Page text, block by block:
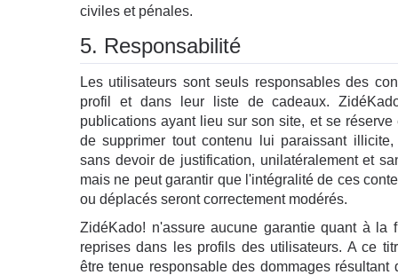
civiles et pénales.
5. Responsabilité
Les utilisateurs sont seuls responsables des
profil et dans leur liste de cadeaux.
publications ayant lieu sur son site, et se
de supprimer tout contenu lui paraissant
sans devoir de justification, unilatéralement et
mais ne peut garantir que l'intégralité de ces
ou déplacés seront correctement modérés.
ZidéKado! n'assure aucune garantie quant à la
reprises dans les profils des utilisateurs. A ce
être tenue responsable des dommages